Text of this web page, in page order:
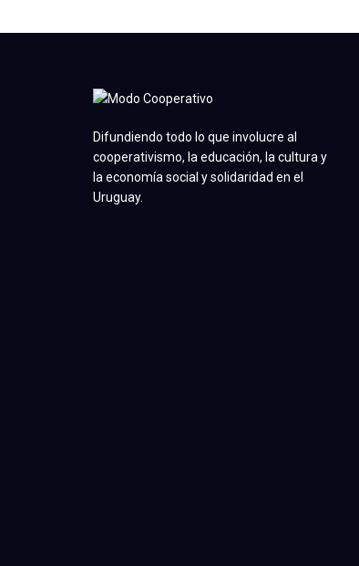
Difundiendo todo lo que involucre al
cooperativismo, la educación, la cultura y
la economía social y solidaridad en el
Uruguay.